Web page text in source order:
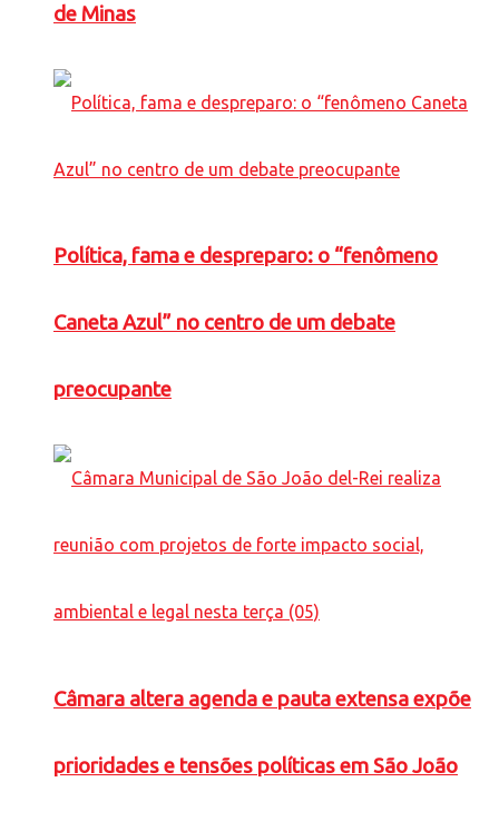
de Minas
Política, fama e despreparo: o “fenômeno
Caneta Azul” no centro de um debate
preocupante
Câmara altera agenda e pauta extensa expõe
prioridades e tensões políticas em São João